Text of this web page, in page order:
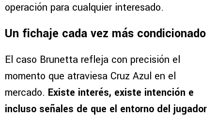
operación para cualquier interesado.
Un fichaje cada vez más condicionado
El caso Brunetta refleja con precisión el
momento que atraviesa Cruz Azul en el
mercado. Existe interés, existe intención e
incluso señales de que el entorno del jugador